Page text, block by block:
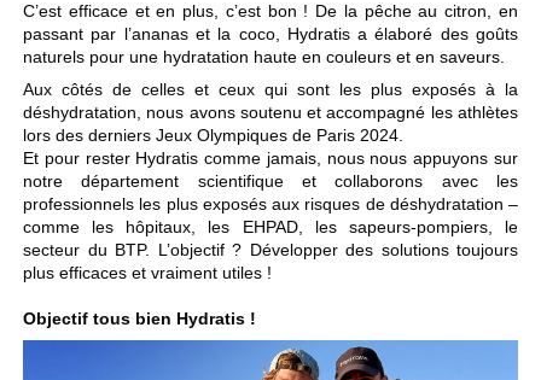
C’est efficace et en plus, c’est bon ! De la pêche au citron, en
passant par l’ananas et la coco, Hydratis a élaboré des goûts
naturels pour une hydratation haute en couleurs et en saveurs.
Aux côtés de celles et ceux qui sont les plus exposés à la
déshydratation, nous avons soutenu et accompagné les athlètes
lors des derniers Jeux Olympiques de Paris 2024.
Et pour rester Hydratis comme jamais, nous nous appuyons sur
notre département scientifique et collaborons avec les
professionnels les plus exposés aux risques de déshydratation –
comme les hôpitaux, les EHPAD, les sapeurs-pompiers, le
secteur du BTP. L’objectif ? Développer des solutions toujours
plus efficaces et vraiment utiles !
Objectif tous bien Hydratis !